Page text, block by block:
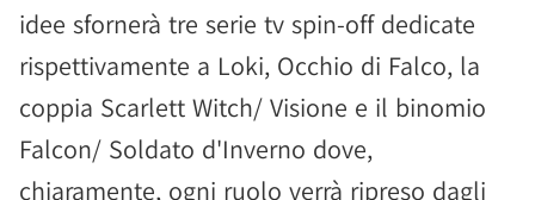
idee sfornerà tre serie tv spin-off dedicate
rispettivamente a Loki, Occhio di Falco, la
coppia Scarlett Witch/ Visione e il binomio
Falcon/ Soldato d'Inverno dove,
chiaramente, ogni ruolo verrà ripreso dagli